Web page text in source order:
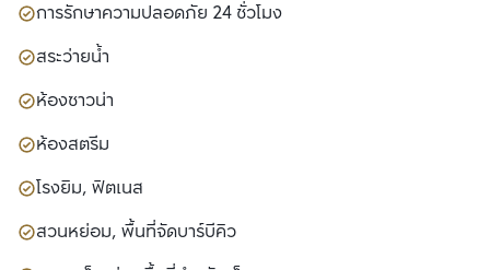
การรักษาความปลอดภัย 24 ชั่วโมง
สระว่ายน้ำ
ห้องซาวน่า
ห้องสตรีม
โรงยิม, ฟิตเนส
สวนหย่อม, พื้นที่จัดบาร์บีคิว